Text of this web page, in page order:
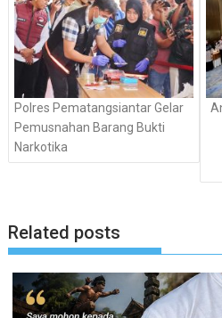
Polres Pematangsiantar Gelar
Pemusnahan Barang Bukti
Narkotika
Related posts